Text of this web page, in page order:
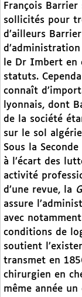
François
sollicités pour
d’ailleurs
le Dr Imbert en
statuts.
connaît
lyonnais, dont
de la société
sur le sol
Sous la
à l’écart des
activité
d’une revue, la
assure
avec
conditions de
soutient
transmet en
chirurgien en
même année